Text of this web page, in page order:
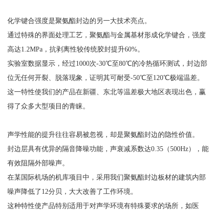
化学键合强度是聚氨酯封边的另一大技术亮点。
通过特殊的界面处理工艺，聚氨酯与金属基材形成化学键合，强度
高达1.2MPa，抗剥离性较传统胶封提升60%。
实验室数据显示，经过1000次-30℃至80℃的冷热循环测试，封边部
位无任何开裂、脱落现象，证明其可耐受-50℃至120℃极端温差。
这一特性使我们的产品在新疆、东北等温差极大地区表现出色，赢
得了众多大型项目的青睐。
声学性能的提升往往容易被忽视，却是聚氨酯封边的隐性价值。
封边层具有优异的隔音降噪功能，声衰减系数达0.35（500Hz），能
有效阻隔外部噪声。
在某国际机场的机库项目中，采用我们聚氨酯封边板材的建筑内部
噪声降低了12分贝，大大改善了工作环境。
这种特性使产品特别适用于对声学环境有特殊要求的场所，如医